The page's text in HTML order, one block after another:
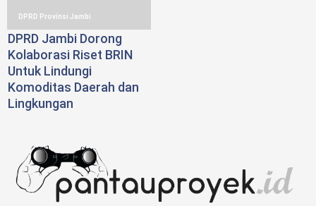
DPRD Provinsi Jambi
DPRD Jambi Dorong
Kolaborasi Riset BRIN
Untuk Lindungi
Komoditas Daerah dan
Lingkungan